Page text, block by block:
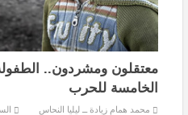
معتقلون ومشردون..
الخامسة للحرب
محمد همام زيادة ــ ليليا النحاس السبت,